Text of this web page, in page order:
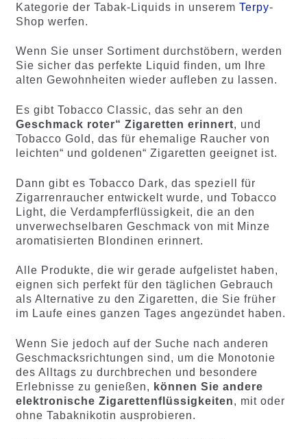
Kategorie der Tabak-Liquids in unserem Terpy-
Shop werfen.
Wenn Sie unser Sortiment durchstöbern, werden
Sie sicher das perfekte Liquid finden, um Ihre
alten Gewohnheiten wieder aufleben zu lassen.
Es gibt Tobacco Classic, das sehr an den
Geschmack roter“ Zigaretten erinnert, und
Tobacco Gold, das für ehemalige Raucher von
leichten“ und goldenen“ Zigaretten geeignet ist.
Dann gibt es Tobacco Dark, das speziell für
Zigarrenraucher entwickelt wurde, und Tobacco
Light, die Verdampferflüssigkeit, die an den
unverwechselbaren Geschmack von mit Minze
aromatisierten Blondinen erinnert.
Alle Produkte, die wir gerade aufgelistet haben,
eignen sich perfekt für den täglichen Gebrauch
als Alternative zu den Zigaretten, die Sie früher
im Laufe eines ganzen Tages angezündet haben.
Wenn Sie jedoch auf der Suche nach anderen
Geschmacksrichtungen sind, um die Monotonie
des Alltags zu durchbrechen und besondere
Erlebnisse zu genießen, können Sie andere
elektronische Zigarettenflüssigkeiten, mit oder
ohne Tabaknikotin ausprobieren.